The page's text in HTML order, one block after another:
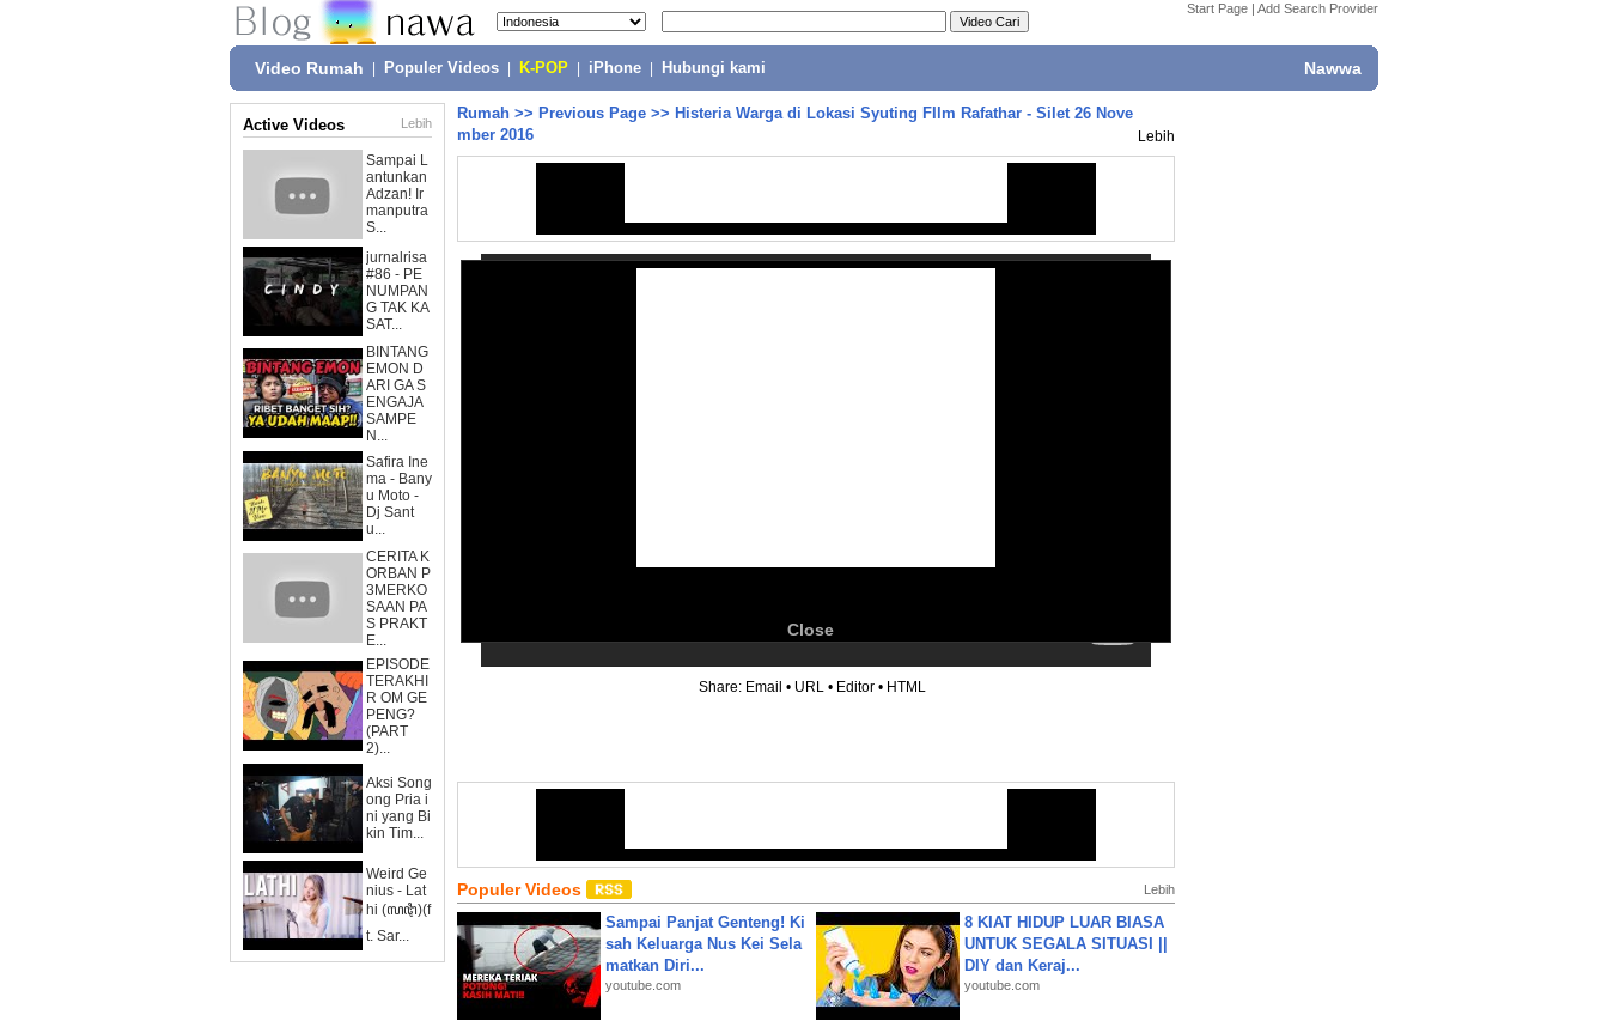
Start Page | Add Search Provider
Video Rumah Populer Videos K-POP iPhone Hubungi kami Nawwa
Active Videos Lebih
Sampai L
antunkan
Adzan! Ir
manputra
S...
jurnalrisa
#86 - PE
NUMPAN
G TAK KA
SAT...
BINTANG
EMON D
ARI GA S
ENGAJA
SAMPE
N...
Safira Ine
ma - Bany
u Moto -
Dj Sant
u...
CERITA K
ORBAN P
3MERKO
SAAN PA
S PRAKT
E...
EPISODE
TERAKHI
R OM GE
PENG?
(PART
2)...
Aksi Song
ong Pria i
ni yang Bi
kin Tim...
Weird Ge
nius - Lat
hi (ꦭꦛꦶ)(f
t. Sar...
Rumah >> Previous Page >> Histeria Warga di Lokasi Syuting FIlm Rafathar - Silet 26 Nove
mber 2016
Lebih
Close
Share: Email • URL • Editor • HTML
Populer Videos Lebih
Sampai Panjat Genteng! Ki
sah Keluarga Nus Kei Sela
matkan Diri...
youtube.com
8 KIAT HIDUP LUAR BIASA
UNTUK SEGALA SITUASI ||
DIY dan Keraj...
youtube.com